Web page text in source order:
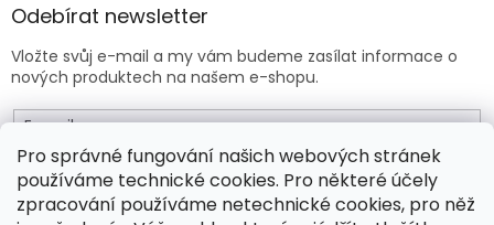
Pro správné fungování našich webových stránek
používáme technické cookies. Pro některé účely
zpracování používáme netechnické cookies, pro něž
Odebírat newsletter
Vložte svůj e-mail a my vám budeme zasílat informace o
nových produktech na našem e-shopu.
E-mail
Vložením e-mailu souhlasíte sobchodními podmínkami .